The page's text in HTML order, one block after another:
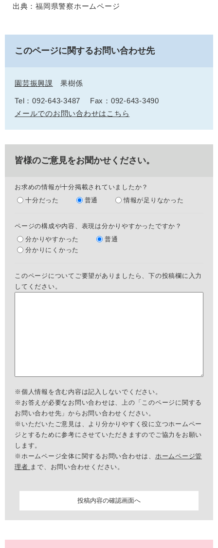
出典：福岡県警察ホームページ
このページに関するお問い合わせ先
園芸振興課 果樹係
Tel：092-643-3487
Fax：092-643-3490
メールでのお問い合わせはこちら
皆様のご意見をお聞かせください。
お求めの情報が十分掲載されていましたか？
十分だった
普通 情報が足りなかった
ページの構成や内容、表現は分かりやすかったですか？
分かりやすかった
普通
分かりにくかった
このページについてご要望がありましたら、下の投稿欄に入力
してください。
※個人情報を含む内容は記入しないでください。
※お答えが必要なお問い合わせは、上の「このページに関する
お問い合わせ先」からお問い合わせください。
※いただいたご意見は、より分かりやすく役に立つホームペー
ジとするために参考にさせていただきますのでご協力をお願い
します。
※ホームページ全体に関するお問い合わせは、 ホームページ管
理者 まで、お問い合わせください。